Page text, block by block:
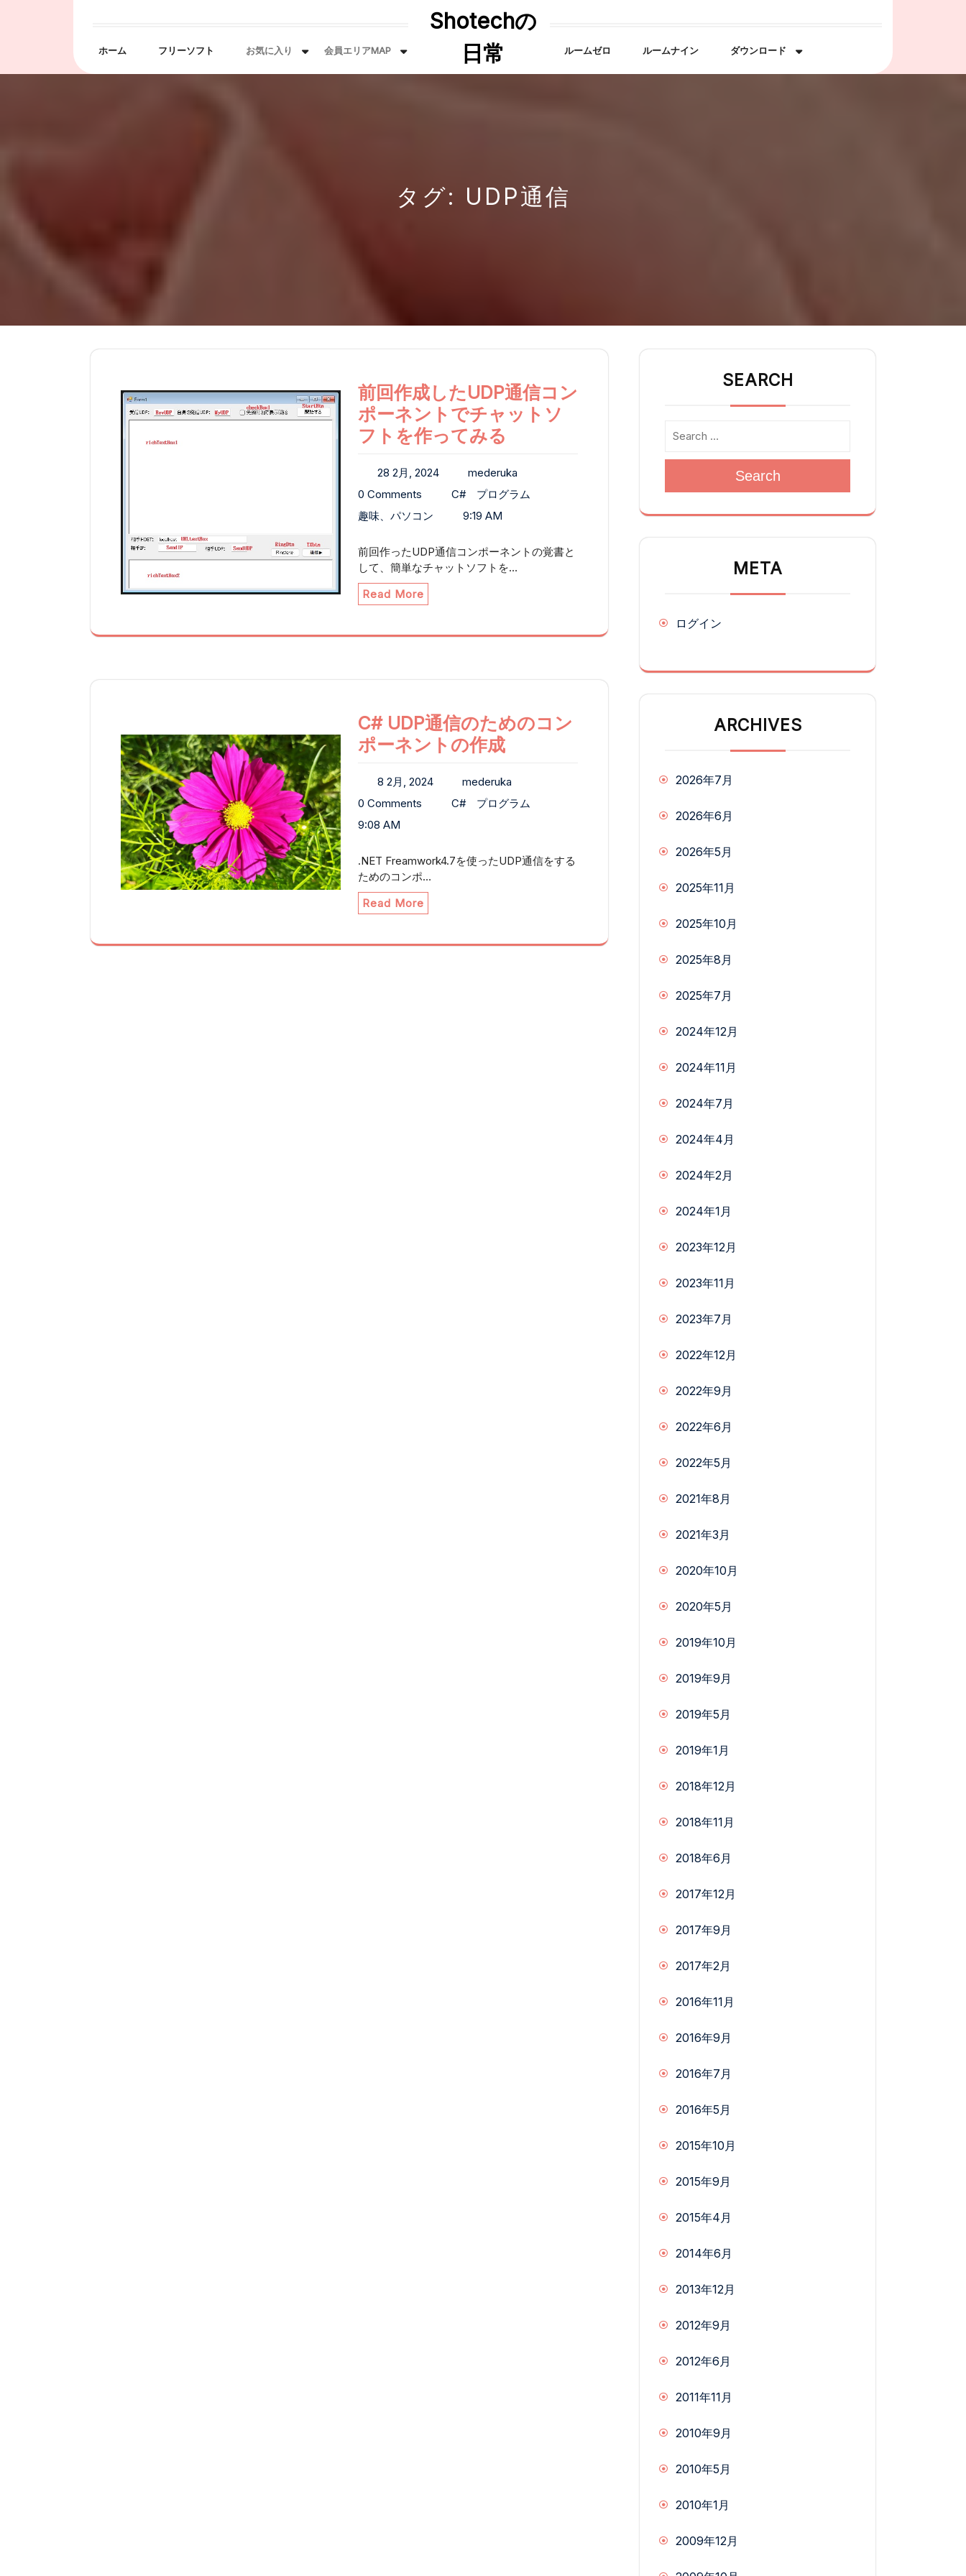
ホーム フリーソフト お気に入り 会員エリアMAP
Shotechの
日常
ルームゼロ ルームナイン ダウンロード
タグ: UDP通信
前回作成したUDP通信コン
ポーネントでチャットソ
フトを作ってみる
28 2月, 2024
mederuka
0 Comments
C#
プログラム
趣味、パソコン
9:19 AM
前回作ったUDP通信コンポーネントの覚書と
して、簡単なチャットソフトを…
Read More
C# UDP通信のためのコン
ポーネントの作成
8 2月, 2024
mederuka
0 Comments
C#
プログラム
9:08 AM
.NET Freamwork4.7を使ったUDP通信をする
ためのコンポ…
Read More
SEARCH
Search
META
ログイン
ARCHIVES
2026年7月
2026年6月
2026年5月
2025年11月
2025年10月
2025年8月
2025年7月
2024年12月
2024年11月
2024年7月
2024年4月
2024年2月
2024年1月
2023年12月
2023年11月
2023年7月
2022年12月
2022年9月
2022年6月
2022年5月
2021年8月
2021年3月
2020年10月
2020年5月
2019年10月
2019年9月
2019年5月
2019年1月
2018年12月
2018年11月
2018年6月
2017年12月
2017年9月
2017年2月
2016年11月
2016年9月
2016年7月
2016年5月
2015年10月
2015年9月
2015年4月
2014年6月
2013年12月
2012年9月
2012年6月
2011年11月
2010年9月
2010年5月
2010年1月
2009年12月